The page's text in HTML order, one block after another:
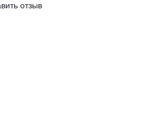
отзыв